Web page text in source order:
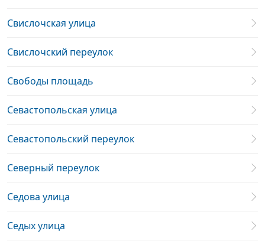
Свислочская улица
Свислочский переулок
Свободы площадь
Севастопольская улица
Севастопольский переулок
Северный переулок
Седова улица
Седых улица